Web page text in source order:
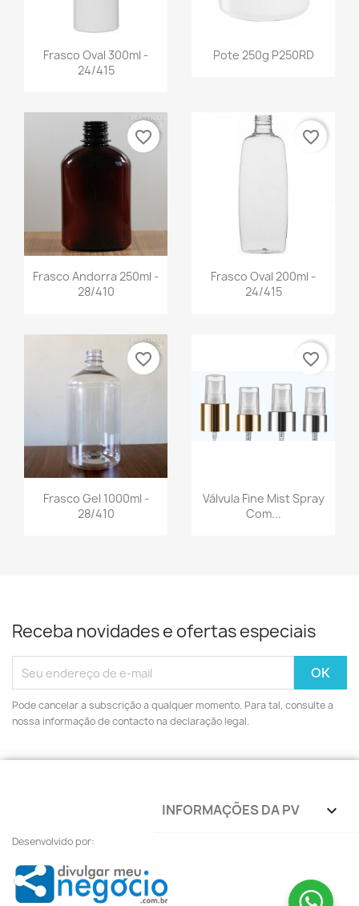
Frasco Oval 300ml -
24/415
Pote 250g P250RD
Frasco Andorra 250ml -
28/410
favorite_border
Frasco Oval 200ml -
24/415
favorite_border
Frasco Gel 1000ml -
28/410
favorite_border
Válvula Fine Mist Spray
Com...
favorite_border
Receba novidades e ofertas especiais
Pode cancelar a subscrição a qualquer momento. Para tal, consulte a
nossa informação de contacto na declaração legal.
INFORMAÇÕES DA PV keyboard_arrow_down
Desenvolvido por: